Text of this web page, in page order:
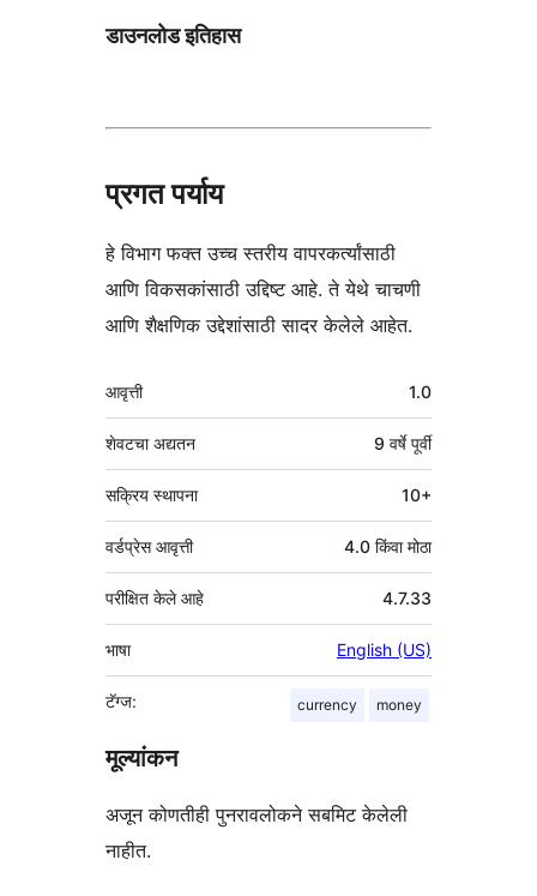
डाउनलोड इतिहास
प्रगत पर्याय
हे विभाग फक्त उच्च स्तरीय वापरकर्त्यांसाठी
आणि विकसकांसाठी उद्दिष्ट आहे. ते येथे चाचणी
आणि शैक्षणिक उद्देशांसाठी सादर केलेले आहेत.
मेटा
आवृत्ती 1.0
शेवटचा अद्यतन 9 वर्षेपूर्वी
सक्रिय स्थापना 10+
वर्डप्रेस आवृत्ती 4.0 किंवा मोठा
परीक्षित केले आहे 4.7.33
भाषा English (US)
टॅग्ज: currency money
मूल्यांकन
अजून कोणतीही पुनरावलोकने सबमिट केलेली
नाहीत.